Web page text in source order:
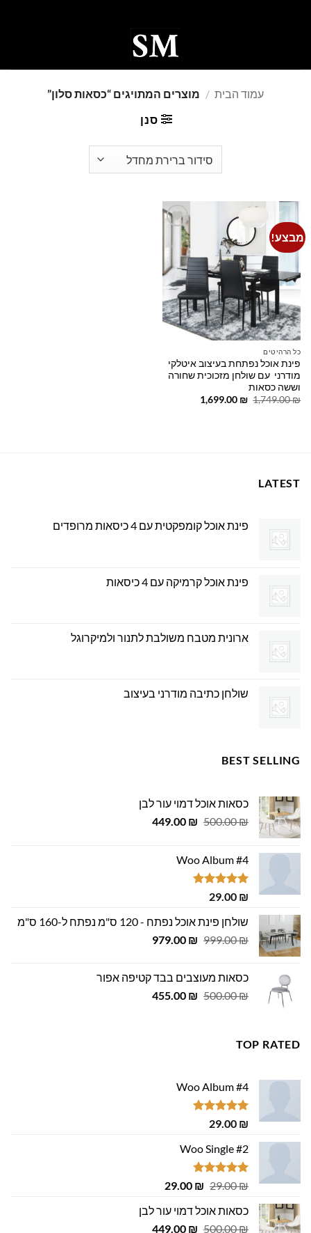
עמוד הבית / מוצרים המתויגים “כסאות סלון”
סנן
מבצע!
Add to
wishlist
כל הרהיטים
פינת אוכל נפתחת בעיצוב איטלקי
מודרני עם שולחן מזכוכית שחורה
וששה כסאות
1,749.00₪
המחיר
1,699.00 ₪
המחיר
LATEST
פינת אוכל קומפקטית עם 4 כיסאות מרופדים
פינת אוכל קרמיקה עם 4 כיסאות
ארונית מטבח משולבת לתנור ולמיקרוגל
שולחן כתיבה מודרני בעיצוב
BEST SELLING
כסאות אוכל דמוי עור לבן
500.00₪
המחיר
500.00 ₪.
449.00 ₪
המחיר
Woo Album #4
דורג5.00
29.00 ₪
שולחן פינת אוכל נפתח - 120 ס"מ נפתח ל-160 ס"מ
999.00₪
המחיר
999.00 ₪.
979.00 ₪
המחיר
979.00 ₪.
כסאות מעוצבים בבד קטיפה אפור
500.00₪
המחיר
455.00 ₪
המחיר
TOP RATED
Woo Album #4
דורג5.00
29.00 ₪
Woo Single #2
דורג4.75
29.00₪
המחיר
היה:
29.00 ₪.
29.00 ₪
המחיר
הוא:
29.00 ₪.
כסאות אוכל דמוי עור לבן
500.00₪
המחיר
449.00 ₪
המחיר